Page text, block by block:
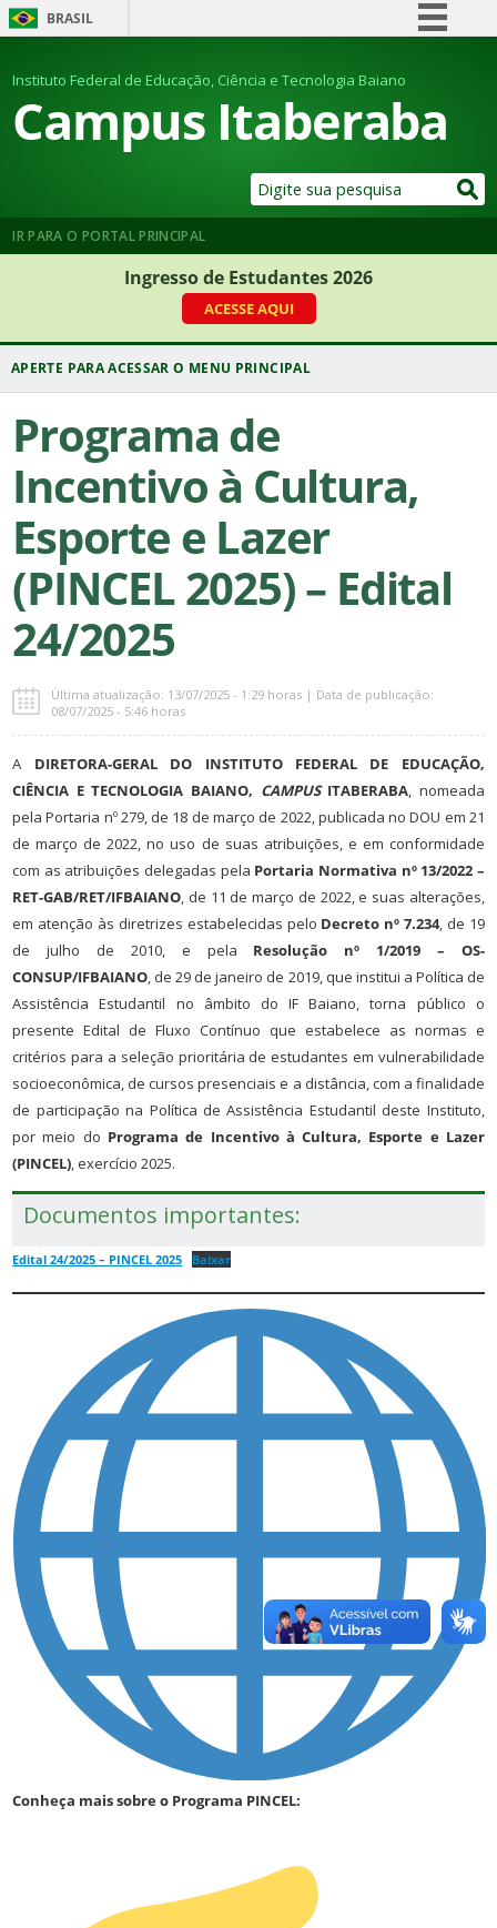
BRASIL
Comunica BR
Participe
Legislação
Instituto Federal de Educação, Ciência e Tecnologia Baiano
Campus Itaberaba
IR PARA O PORTAL PRINCIPAL
Ingresso de Estudantes 2026
ACESSE AQUI
Programa de
Incentivo à Cultura,
Esporte e Lazer
(PINCEL 2025) – Edital
24/2025
Última atualização: 13/07/2025 - 1:29 horas | Data de publicação:
08/07/2025 - 5:46 horas
A DIRETORA-GERAL DO INSTITUTO FEDERAL DE EDUCAÇÃO,
CIÊNCIA E TECNOLOGIA BAIANO, CAMPUS ITABERABA, nomeada
pela Portaria nº 279, de 18 de março de 2022, publicada no DOU em 21
de março de 2022, no uso de suas atribuições, e em conformidade
com as atribuições delegadas pela Portaria Normativa nº 13/2022 –
RET-GAB/RET/IFBAIANO, de 11 de março de 2022, e suas alterações,
em atenção às diretrizes estabelecidas pelo Decreto nº 7.234, de 19
de julho de 2010, e pela Resolução nº 1/2019 – OS-
CONSUP/IFBAIANO, de 29 de janeiro de 2019, que institui a Política de
Assistência Estudantil no âmbito do IF Baiano, torna público o
presente Edital de Fluxo Contínuo que estabelece as normas e
critérios para a seleção prioritária de estudantes em vulnerabilidade
socioeconômica, de cursos presenciais e a distância, com a finalidade
de participação na Política de Assistência Estudantil deste Instituto,
por meio do Programa de Incentivo à Cultura, Esporte e Lazer
(PINCEL), exercício 2025.
Documentos importantes:
Edital 24/2025 – PINCEL 2025 Baixar
Conheça mais sobre o Programa PINCEL: